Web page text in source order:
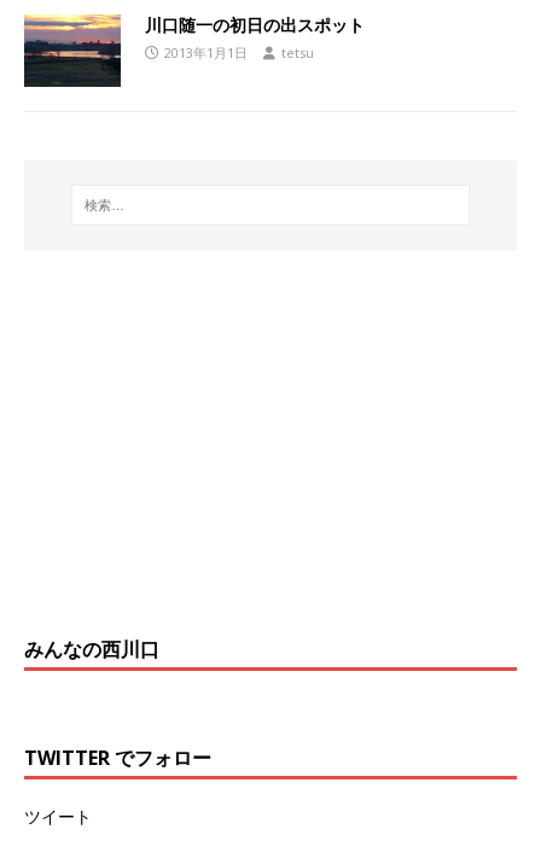
川口随一の初日の出スポット
2013年1月1日 tetsu
みんなの西川口
TWITTER でフォロー
ツイート